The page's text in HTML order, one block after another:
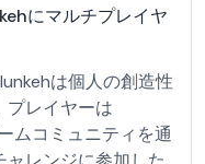
にマルチプレイヤ
は個人の創造性
プレイヤーは
ムコミュニティを通